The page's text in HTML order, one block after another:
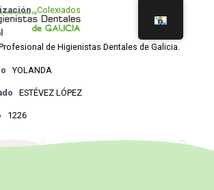
Colexiados
de Higienistas Dentales de Galicia.
YOLANDA
ESTÉVEZ LÓPEZ
1226